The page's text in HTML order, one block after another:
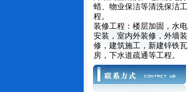
蜡、物业保洁等清洗保洁工
程。
装修工程：楼层加固，水电
安装，室内外装修，外墙装
修，建筑施工，新建锌铁瓦
房，下水道疏通等工程。